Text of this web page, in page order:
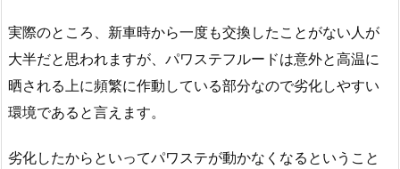
実際のところ、新車時から一度も交換したことがない人が
大半だと思われますが、パワステフルードは意外と高温に
晒される上に頻繁に作動している部分なので劣化しやすい
環境であると言えます。
劣化したからといってパワステが動かなくなるということ